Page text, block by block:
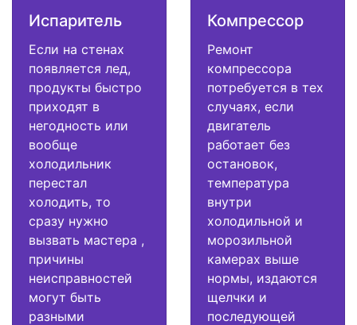
Испаритель
Если на стенах
появляется лед,
продукты быстро
приходят в
негодность или
вообще
холодильник
перестал
холодить, то
сразу нужно
вызвать мастера ,
причины
неисправностей
могут быть
разными
Компрессор
Ремонт
компрессора
потребуется в тех
случаях, если
двигатель
работает без
остановок,
температура
внутри
холодильной и
морозильной
камерах выше
нормы, издаются
щелчки и
последующей